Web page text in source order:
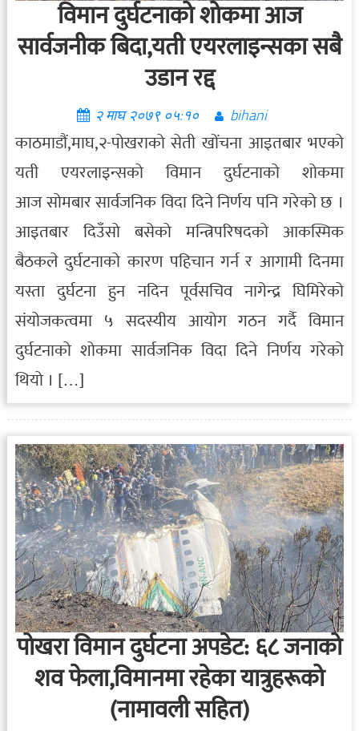
विमान दुर्घटनाको शोकमा आज
सार्वजनीक बिदा,यती एयरलाइन्सका सबै
उडान रद्द
२ माघ २०७९ ०५:१० bihani
काठमाडौं,माघ,२-पोखराको सेती खोंचना आइतबार भएको
यती एयरलाइन्सको विमान दुर्घटनाको शोकमा
आज सोमबार सार्वजनिक विदा दिने निर्णय पनि गरेको छ ।
आइतबार दिउँसो बसेको मन्त्रिपरिषदको आकस्मिक
बैठकले दुर्घटनाको कारण पहिचान गर्न र आगामी दिनमा
यस्ता दुर्घटना हुन नदिन पूर्वसचिव नागेन्द्र घिमिरेको
संयोजकत्वमा ५ सदस्यीय आयोग गठन गर्दै विमान
दुर्घटनाको शोकमा सार्वजनिक विदा दिने निर्णय गरेको
थियो । […]
पोखरा विमान दुर्घटना अपडेट: ६८ जनाको
शव फेला,विमानमा रहेका यात्रुहरूको
(नामावली सहित)